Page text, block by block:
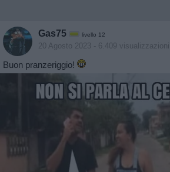
Gas75 livello 12
20 Agosto 2023 - 6.409 visualizzazioni
Buon pranzeriggio!